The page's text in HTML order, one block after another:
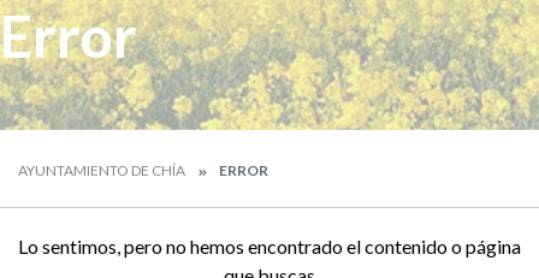
Error
AYUNTAMIENTO DE CHÍA ERROR
Lo sentimos, pero no hemos encontrado el contenido o página